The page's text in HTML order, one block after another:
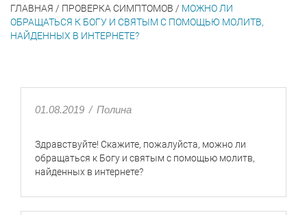
ГЛАВНАЯ / ПРОВЕРКА СИМПТОМОВ / МОЖНО ЛИ
ОБРАЩАТЬСЯ К БОГУ И СВЯТЫМ С ПОМОЩЬЮ МОЛИТВ,
НАЙДЕННЫХ В ИНТЕРНЕТЕ?
01.08.2019 / Полина
Здравствуйте! Скажите, пожалуйста, можно ли
обращаться к Богу и святым с помощью молитв,
найденных в интернете?